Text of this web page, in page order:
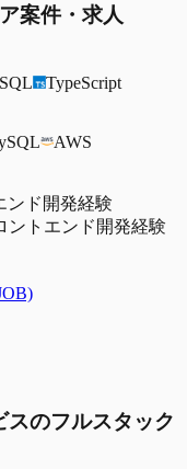
案件・求人
SQL TypeScript
AWS
ンド開発経験
ントエンド開発経験
スのフルスタック